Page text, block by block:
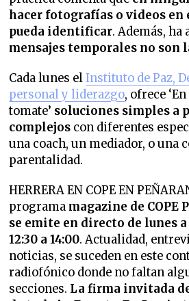
hacer fotografías o videos en
pueda identificar. Además, ha
mensajes temporales no son
Cada lunes elInstituto de Paz,
personal y liderazgo, ofrece
tomate’ soluciones simples a
complejos con diferentes
una coach, un mediador, o una
parentalidad.
HERRERA EN COPE EN
programa magazine de COPE
se emite en directo de lunes
12:30 a 14:00. Actualidad,
noticias, se suceden en este
radiofónico donde no faltan
secciones. La firma invitada